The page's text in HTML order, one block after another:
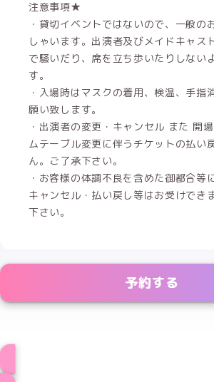
注意事項★
・貸切イベントではないので、一般の
しゃいます。出演者及びメイドキャス
で騒いだり、席を立ち歩いたりしない
す。
・入場時はマスクの着用、検温、手指
願い致します。
・出演者の変更・キャンセル また 開
ムテーブル変更に伴うチケットの払い
ん。ご了承下さい。
・お客様の体調不良を含めた御都合等
キャンセル・払い戻し等はお受けでき
下さい。
予約する